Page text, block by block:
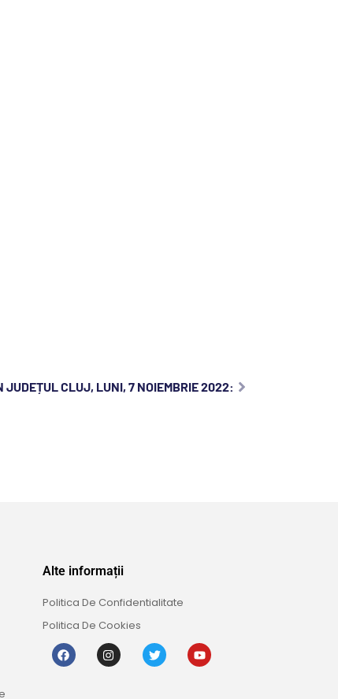
JUDEȚUL CLUJ, LUNI, 7 NOIEMBRIE 2022:
Alte informații
Politica De Confidentialitate
Politica De Cookies